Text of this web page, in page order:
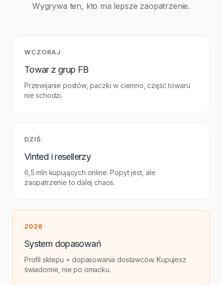
Wygrywa ten, kto ma lepsze zaopatrzenie.
WCZORAJ
Towar z grup FB
Przewijanie postów, paczki w ciemno, część towaru
nie schodzi.
DZIŚ
Vinted i resellerzy
6,5 mln kupujących online. Popyt jest, ale
zaopatrzenie to dalej chaos.
2026
System dopasowań
Profil sklepu + dopasowania dostawców. Kupujesz
świadomie, nie po omacku.